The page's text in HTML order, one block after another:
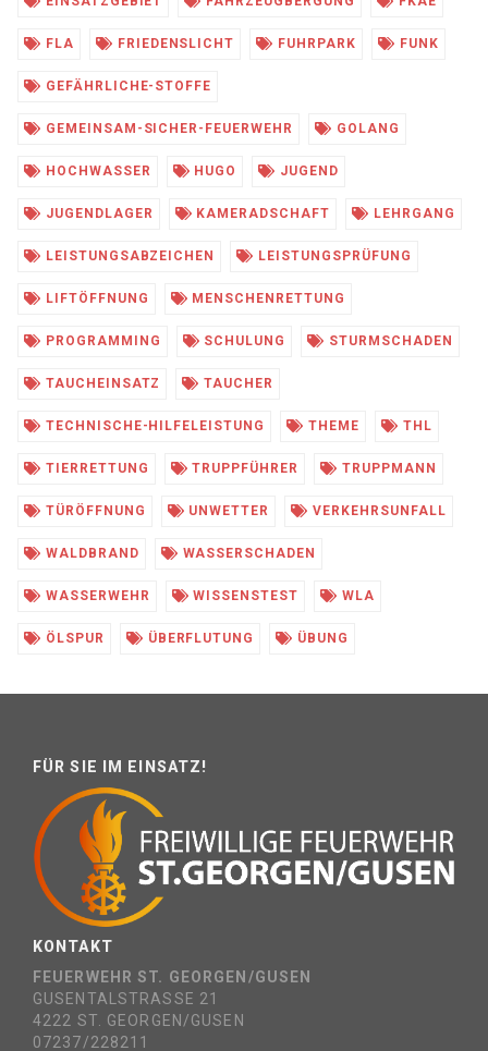
FLA FRIEDENSLICHT FUHRPARK FUNK
GEFÄHRLICHE-STOFFE
GEMEINSAM-SICHER-FEUERWEHR GOLANG
HOCHWASSER HUGO JUGEND
JUGENDLAGER KAMERADSCHAFT LEHRGANG
LEISTUNGSABZEICHEN LEISTUNGSPRÜFUNG
LIFTÖFFNUNG MENSCHENRETTUNG
PROGRAMMING SCHULUNG STURMSCHADEN
TAUCHEINSATZ TAUCHER
TECHNISCHE-HILFELEISTUNG THEME THL
TIERRETTUNG TRUPPFÜHRER TRUPPMANN
TÜRÖFFNUNG UNWETTER VERKEHRSUNFALL
WALDBRAND WASSERSCHADEN
WASSERWEHR WISSENSTEST WLA
ÖLSPUR ÜBERFLUTUNG ÜBUNG
FÜR SIE IM EINSATZ!
KONTAKT
FEUERWEHR ST. GEORGEN/GUSEN
GUSENTALSTRASSE 21
4222 ST. GEORGEN/GUSEN
07237/228211